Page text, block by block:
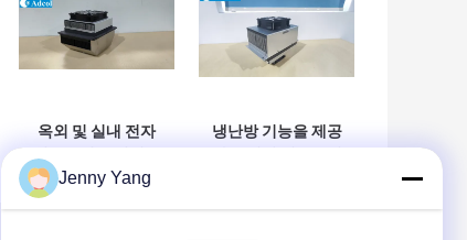
옥외 및 실내 전자
인클로저용 컴팩트
한 크기와 IP55 보
호 기능을 제공하는
냉난방 기능을 제공
Jenny Yang